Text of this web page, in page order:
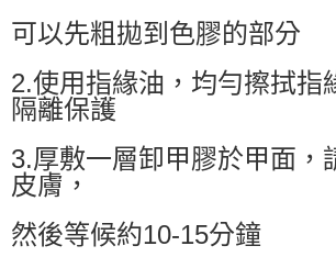
可以先粗拋到色膠的部分
2.使用指緣油，均勻擦拭指
隔離保護
3.厚敷一層卸甲膠於甲面，
皮膚，
然後等候約10-15分鐘